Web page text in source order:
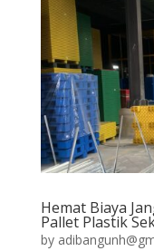
Hemat Biaya
Pallet Plastik
by